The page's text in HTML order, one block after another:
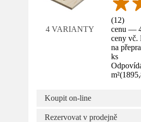
4 VARIANTY
(12)
cenu —
ceny vč.
na
ks
m²(
Koupit on-line
Rezervovat v prodejně